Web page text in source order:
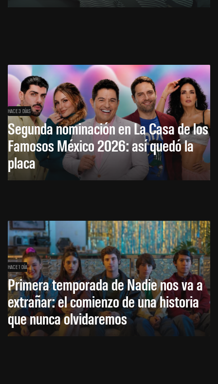
HACE 3 DÍAS
Segunda nominación en La Casa de los
Famosos México 2026: así quedó la
placa
HACE 1 DÍA
Primera temporada de Nadie nos va a
extrañar: el comienzo de una historia
que nunca olvidaremos